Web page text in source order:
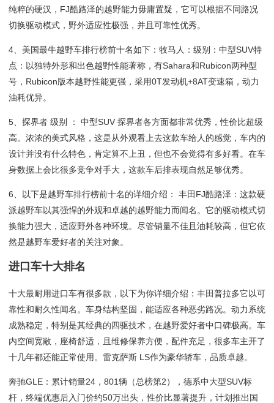
纯粹的硬汉，FJ酷路泽的越野能力毋庸置疑，它可以根据不同路况
切换驱动模式，野外适应性极强，并且可靠性优秀。
4、美国最牛越野车排行榜前十名如下：牧马人：级别：中型SUV特
点：以独特外形和出色越野性能著称，有Sahara和Rubicon两种型
号，Rubicon版本越野性能更强，采用0T发动机+8AT变速箱，动力
油耗优异。
5、探界者 级别 ： 中型SUV 探界者各方面都非常优秀，性价比超级
高。浓浓的美式风格，这是从外观看上去这款车给人的感觉，车内的
设计并没有什么特色，肯定算不上丑，但也不会觉得有多好看。在车
身数据上会比很多竞争对手大，这款车后排表现自然足够优秀。
6、以下是越野车排行榜前十名的详细介绍： 丰田FJ酷路泽：这款硬
派越野车以其强悍的外观和卓越的越野能力而闻名。它的驱动模式切
换能力强大，适应野外各种环境。尽管销量不佳且油耗较高，但它依
然是越野车爱好者的关注对象。
进口车十大排名
十大最耐用进口车有很多款，以下为你详细介绍：丰田普拉多它以可
靠性和耐久性闻名。车身结构坚固，能适应各种恶劣路况。动力系统
成熟稳定，特别是其经典的四驱技术，在越野爱好者中口碑极高。车
内空间宽敞，座椅舒适，且维修保养方便，配件充足，很多车主开了
十几年都还能正常使用。雷克萨斯 LS作为豪华轿车，品质卓越。
奔驰GLE：累计销量24，801辆（总榜第2），德系中大型SUV标
杆，终端优惠后入门价约50万出头，性价比显著提升，计划推出国